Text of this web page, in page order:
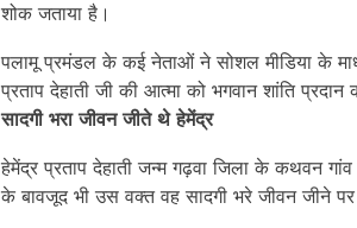
शोक जताया है।
पलामू प्रमंडल के कई नेताओं ने सोशल मीडिया के
प्रताप देहाती जी की आत्मा को भगवान शांति
सादगी भरा जीवन जीते थे हेमेंद्र
हेमेंद्र प्रताप देहाती जन्म गढ़वा जिला के कथवन
के बावजूद भी उस वक्त वह सादगी भरे जीवन जीने